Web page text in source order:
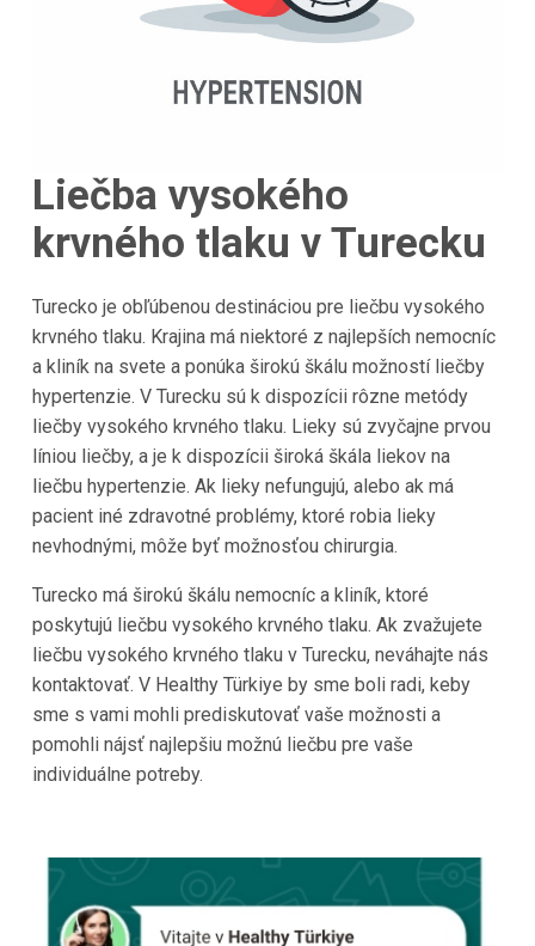
Liečba vysokého
krvného tlaku v Turecku
Turecko je obľúbenou destináciou pre liečbu vysokého
krvného tlaku. Krajina má niektoré z najlepších nemocníc
a kliník na svete a ponúka širokú škálu možností liečby
hypertenzie. V Turecku sú k dispozícii rôzne metódy
liečby vysokého krvného tlaku. Lieky sú zvyčajne prvou
líniou liečby, a je k dispozícii široká škála liekov na
liečbu hypertenzie. Ak lieky nefungujú, alebo ak má
pacient iné zdravotné problémy, ktoré robia lieky
nevhodnými, môže byť možnosťou chirurgia.
Turecko má širokú škálu nemocníc a kliník, ktoré
poskytujú liečbu vysokého krvného tlaku. Ak zvažujete
liečbu vysokého krvného tlaku v Turecku, neváhajte nás
kontaktovať. V Healthy Türkiye by sme boli radi, keby
sme s vami mohli prediskutovať vaše možnosti a
pomohli nájsť najlepšiu možnú liečbu pre vaše
individuálne potreby.